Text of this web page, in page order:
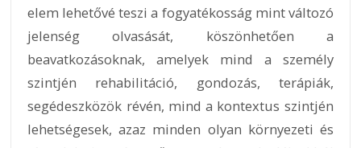
elem lehetővé teszi a fogyatékosság mint változó
jelenség olvasását, köszönhetően a
beavatkozásoknak, amelyek mind a személy
szintjén rehabilitáció, gondozás, terápiák,
segédeszközök révén, mind a kontextus szintjén
lehetségesek, azaz minden olyan környezeti és